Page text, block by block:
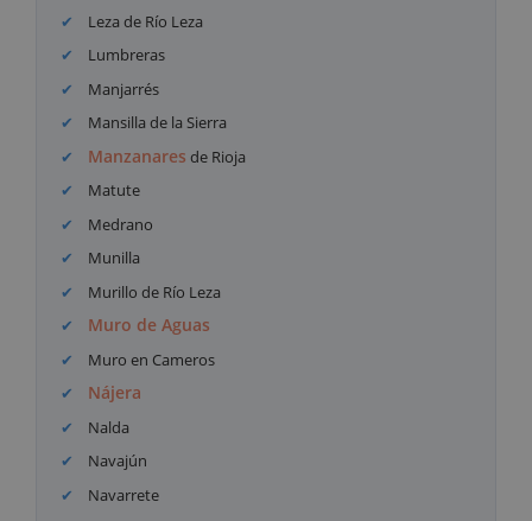
Leza de Río Leza
Lumbreras
Manjarrés
Mansilla de la Sierra
Manzanares de Rioja
Matute
Medrano
Munilla
Murillo de Río Leza
Muro de Aguas
Muro en Cameros
Nájera
Nalda
Navajún
Navarrete